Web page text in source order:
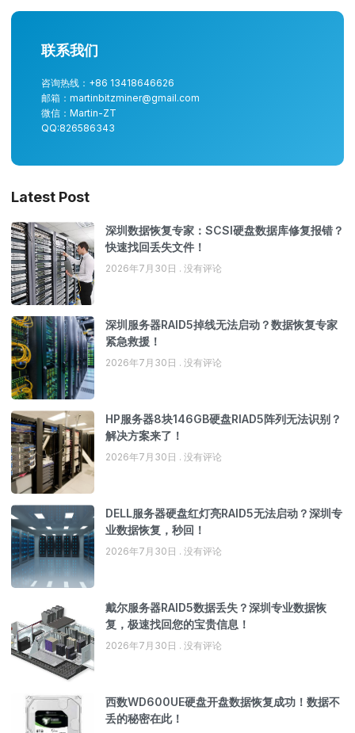
联系我们
咨询热线：+86 13418646626
邮箱：martinbitzminer@gmail.com
微信：Martin-ZT
QQ:826586343
Latest Post
深圳数据恢复专家：SCSI硬盘数据库修复报错？
快速找回丢失文件！
2026年7月30日 没有评论
深圳服务器RAID5掉线无法启动？数据恢复专家
紧急救援！
2026年7月30日 没有评论
HP服务器8块146GB硬盘RIAD5阵列无法识别？
解决方案来了！
2026年7月30日 没有评论
DELL服务器硬盘红灯亮RAID5无法启动？深圳专
业数据恢复，秒回！
2026年7月30日 没有评论
戴尔服务器RAID5数据丢失？深圳专业数据恢
复，极速找回您的宝贵信息！
2026年7月30日 没有评论
西数WD600UE硬盘开盘数据恢复成功！数据不
丢的秘密在此！